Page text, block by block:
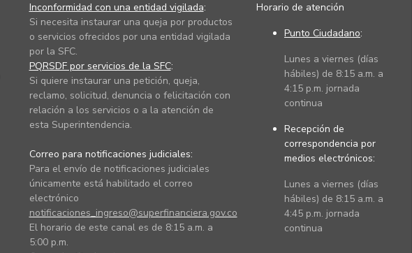
Inconformidad con una entidad vigilada:
Si necesita instaurar una queja por productos
o servicios ofrecidos por una entidad vigilada
por la SFC.
PQRSDF por servicios de la SFC:
Si quiere instaurar una petición, queja,
reclamo, solicitud, denuncia o felicitación con
relación a los servicios o a la atención de
esta Superintendencia.
Correo para notificaciones judiciales:
Para el envío de notificaciones judiciales
únicamente está habilitado el correo
electrónico
notificaciones_ingreso@superfinanciera.gov.co
El horario de este canal es de 8:15 a.m. a
5:00 p.m.
Horario de atención
Punto Ciudadano:
Lunes a viernes (días
hábiles) de 8:15 a.m. a
4:15 p.m. jornada
continua
Recepción de
correspondencia por
medios electrónicos:
Lunes a viernes (días
hábiles) de 8:15 a.m. a
4:45 p.m. jornada
continua